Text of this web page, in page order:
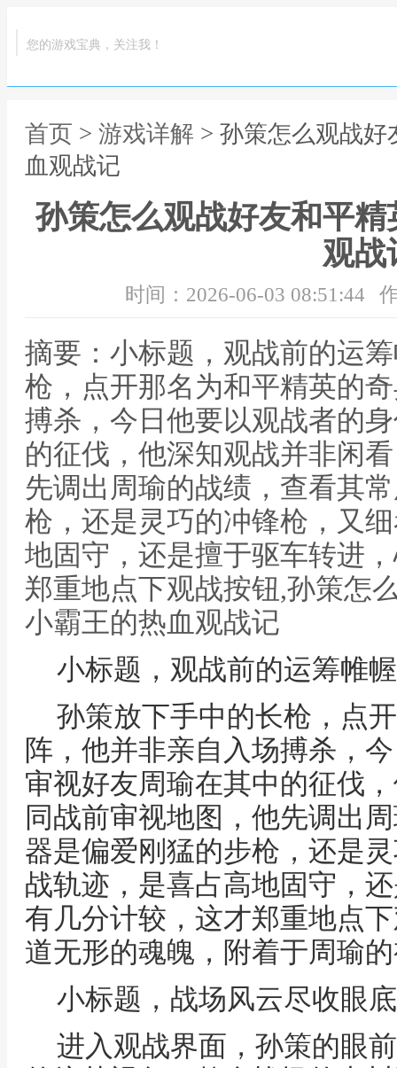
您的游戏宝典，关注我！
首页 > 游戏详解 > 孙策怎么观战
血观战记
孙策怎么观战好友和平
观战
时间：2026-06-03 08:51:44
摘要：小标题，观战前的运
枪，点开那名为和平精英的
搏杀，今日他要以观战者的
的征伐，他深知观战并非闲
先调出周瑜的战绩，查看其
枪，还是灵巧的冲锋枪，又
地固守，还是擅于驱车转进
郑重地点下观战按钮,孙策怎
小霸王的热血观战记
小标题，观战前的运筹帷幄
孙策放下手中的长枪，点
阵，他并非亲自入场搏杀，
审视好友周瑜在其中的征伐
同战前审视地图，他先调出
器是偏爱刚猛的步枪，还是
战轨迹，是喜占高地固守，
有几分计较，这才郑重地点
道无形的魂魄，附着于周瑜
小标题，战场风云尽收眼底
进入观战界面，孙策的眼